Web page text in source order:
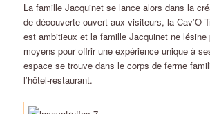
La famille Jacquinet se lance alors dans la
de découverte ouvert aux visiteurs, la Cav’O
est ambitieux et la famille Jacquinet ne lésine
moyens pour offrir une expérience unique à
espace se trouve dans le corps de ferme
l’hôtel-restaurant.